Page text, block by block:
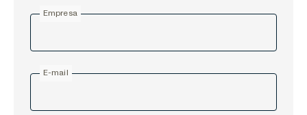
Empresa
E-mail